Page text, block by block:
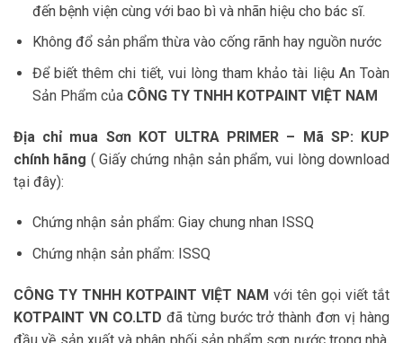
đến bệnh viện cùng với bao bì và nhãn hiệu cho bác sĩ.
Không đổ sản phẩm thừa vào cống rãnh hay nguồn nước
Để biết thêm chi tiết, vui lòng tham khảo tài liệu An Toàn
Sản Phẩm của CÔNG TY TNHH KOTPAINT VIỆT NAM
Địa chỉ mua Sơn KOT ULTRA PRIMER – Mã SP: KUP
chính hãng ( Giấy chứng nhận sản phẩm, vui lòng download
tại đây):
Chứng nhận sản phẩm: Giay chung nhan ISSQ
Chứng nhận sản phẩm: ISSQ
CÔNG TY TNHH KOTPAINT VIỆT NAM với tên gọi viết tắt
KOTPAINT VN CO.LTD đã từng bước trở thành đơn vị hàng